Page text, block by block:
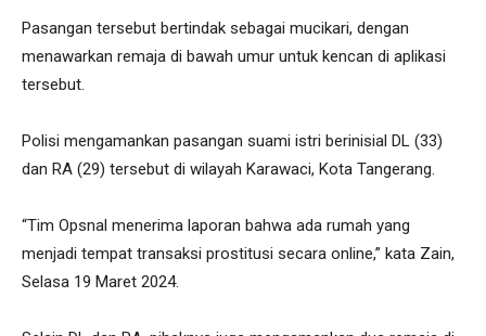
Pasangan tersebut bertindak sebagai mucikari, dengan
menawarkan remaja di bawah umur untuk kencan di aplikasi
tersebut.
Polisi mengamankan pasangan suami istri berinisial DL (33)
dan RA (29) tersebut di wilayah Karawaci, Kota Tangerang.
“Tim Opsnal menerima laporan bahwa ada rumah yang
menjadi tempat transaksi prostitusi secara online,” kata Zain,
Selasa 19 Maret 2024.